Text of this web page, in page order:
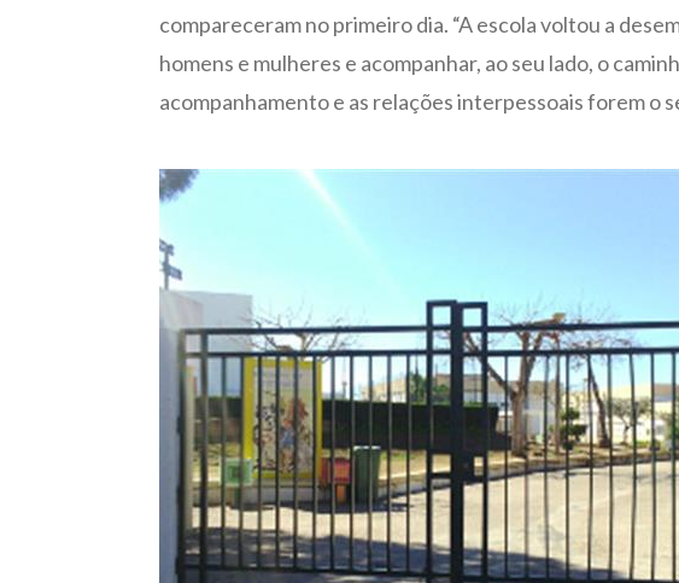
compareceram no primeiro dia. “A escola voltou a
homens e mulheres e acompanhar, ao seu lado, o
acompanhamento e as relações interpessoais forem o